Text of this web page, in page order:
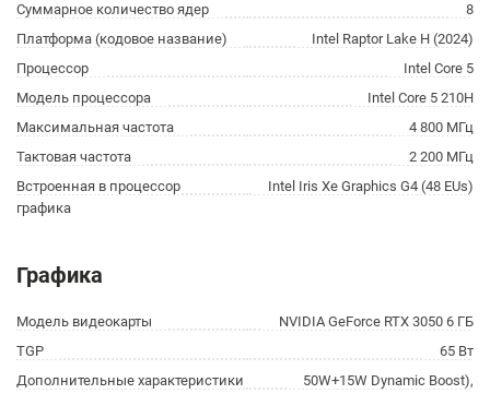
Суммарное количество ядер
8
Платформа (кодовое название)
Intel Raptor Lake H (2024)
Процессор
Intel Core 5
Модель процессора
Intel Core 5 210H
Максимальная частота
4 800 МГц
Тактовая частота
2 200 МГц
Встроенная в процессор
графика
Intel Iris Xe Graphics G4 (48 EUs)
Графика
Модель видеокарты
NVIDIA GeForce RTX 3050 6 ГБ
TGP
65 Вт
Дополнительные характеристики
50W+15W Dynamic Boost),